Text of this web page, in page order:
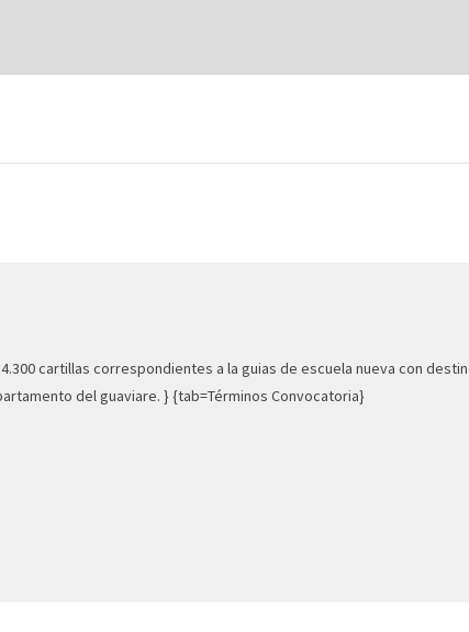
cartillas correspondientes a la guias de escuela nueva con
del guaviare. } {tab=Términos Convocatoria}